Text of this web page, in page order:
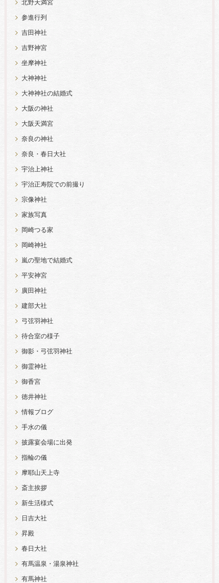
北野天満宮
参進行列
吉田神社
吉野神宮
坐摩神社
大神神社
大神神社の結婚式
大阪の神社
大阪天満宮
奈良の神社
奈良・春日大社
宇治上神社
宇治正寿院での前撮り
宗像神社
家族写真
岡崎つる家
岡崎神社
嵐の聖地で結婚式
平安神宮
廣田神社
建部大社
弓弦羽神社
待合室の様子
御影・弓弦羽神社
御霊神社
御香宮
徳井神社
情報ブログ
手水の儀
披露宴会場に出発
指輪の儀
摩耶山天上寺
斎主挨拶
新生活様式
日吉大社
昇殿
春日大社
有馬温泉・湯泉神社
有馬神社